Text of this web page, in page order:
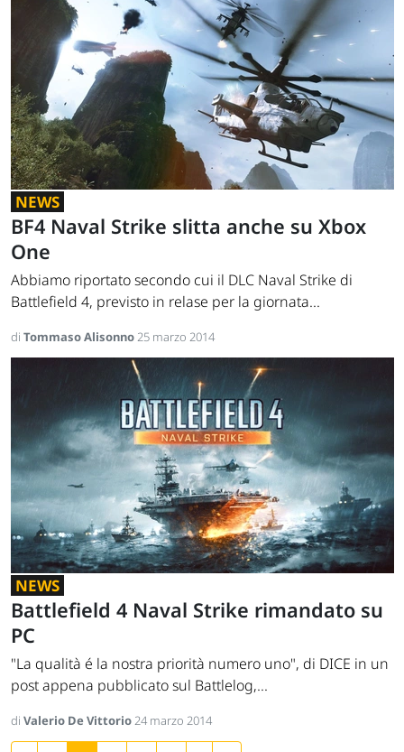
NEWS
BF4 Naval Strike slitta anche su Xbox
One
Abbiamo riportato secondo cui il DLC Naval Strike di
Battlefield 4, previsto in relase per la giornata...
di Tommaso Alisonno25 marzo 2014
NEWS
Battlefield 4 Naval Strike rimandato su
PC
"La qualità é la nostra priorità numero uno", di DICE in un
post appena pubblicato sul Battlelog,...
di Valerio De Vittorio24 marzo 2014